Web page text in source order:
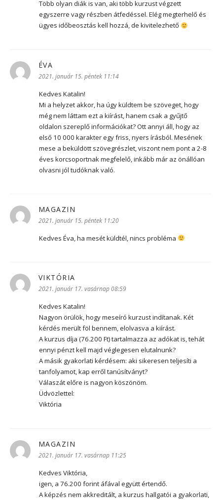
Több olyan diák is van, aki több kurzust végzett
egyszerre vagy részben átfedéssel. Elég megterhelő és
ügyes időbeosztás kell hozzá, de kivitelezhető
ÉVA
2021. január 15. péntek 11:14
Kedves Katalin!
Mi a helyzet akkor, ha úgy küldtem be szöveget, hogy
még nem láttam ezt a kiírást, hanem csak a gyűjtő
oldalon szereplő információkat? Ott annyi áll, hogy az
első 10 000 karakter egy friss, nyers írásból. Mesének
mese a beküldött szövegrészlet, viszont nem pont a 2-8
éves korcsoportnak megfelelő, inkább már az önállóan
olvasni jól tudóknak való.
MAGAZIN
2021. január 15. péntek 11:20
Kedves Éva, ha mesét küldtél, nincs probléma
VIKTÓRIA
2021. január 17. vasárnap 08:59
Kedves Katalin!
Nagyon örülök, hogy meseíró kurzust indítanak. Két
kérdés merült föl bennem, elolvasva a kiírást.
A kurzus díja (76.200 Ft) tartalmazza az adókat is, tehát
ennyi pénzt kell majd véglegesen elutalnunk?
A másik gyakorlati kérdésem: aki sikeresen teljesíti a
tanfolyamot, kap erről tanúsítványt?
Válaszát előre is nagyon köszönöm.
Üdvözlettel:
Viktória
MAGAZIN
2021. január 17. vasárnap 11:25
Kedves Viktória,
igen, a 76.200 forint áfával együtt értendő.
A képzés nem akkreditált, a kurzus hallgatói a gyakorlati,